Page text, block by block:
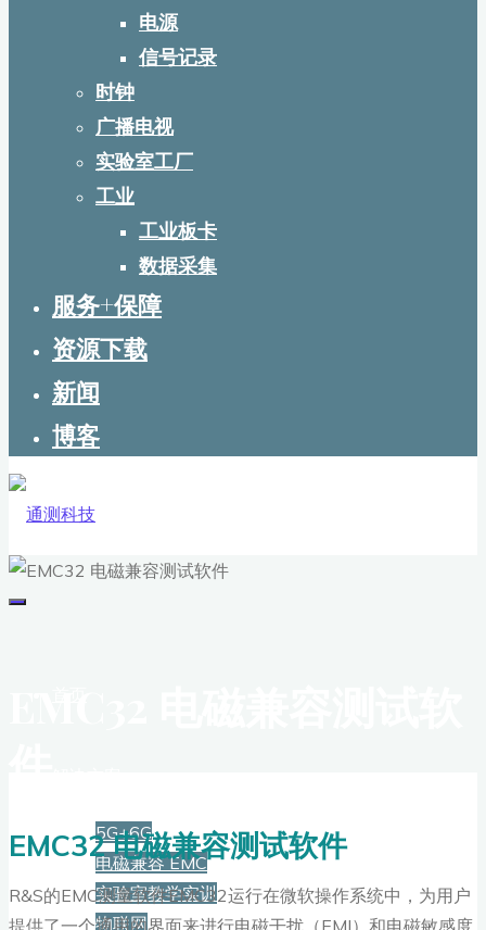
电源
信号记录
时钟
广播电视
实验室工厂
工业
工业板卡
数据采集
服务+保障
资源下载
新闻
博客
5G+6G
电磁兼容 EMC
实验室教学实训
物联网
EMC32 电磁兼容测试软件
R&S的EMC测量软件EMC32运行在微软操作系统中，为用户
提供了一个通用的界面来进行电磁干扰（EMI）和电磁敏感度